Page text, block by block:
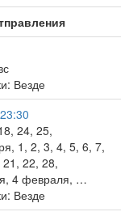
Везде
23:30
24, 25,
1, 2, 3, 4, 5, 6, 7,
22, 28,
4 февраля, …
Везде